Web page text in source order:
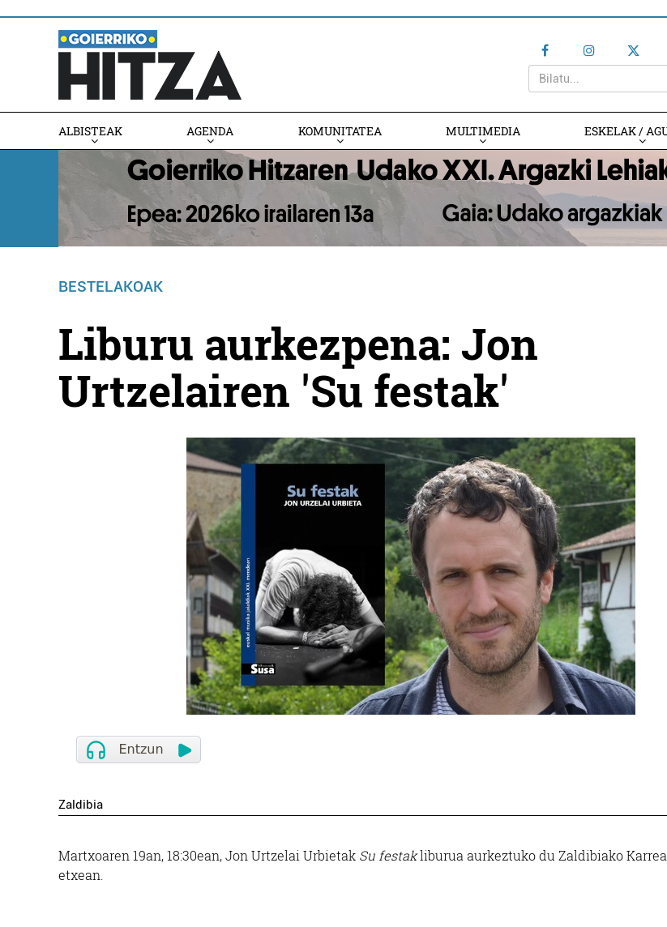
ALBISTEAK AGENDA KOMUNITATEA MULTIMEDIA ESKELAK /
BESTELAKOAK
Liburu aurkezpena: Jon
Urtzelairen 'Su festak'
Zaldibia
Martxoaren 19an, 18:30ean, Jon Urtzelai Urbietak Su festakliburua aurkeztuko du Zaldibiako
etxean.